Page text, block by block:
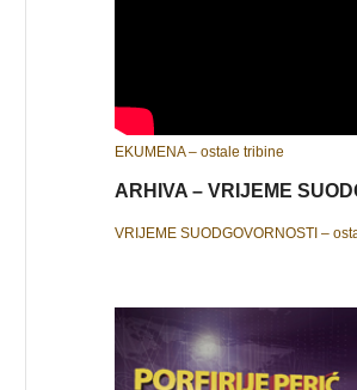
EKUMENA – ostale tribine
ARHIVA – VRIJEME
VRIJEME SUODGOVORNOSTI –